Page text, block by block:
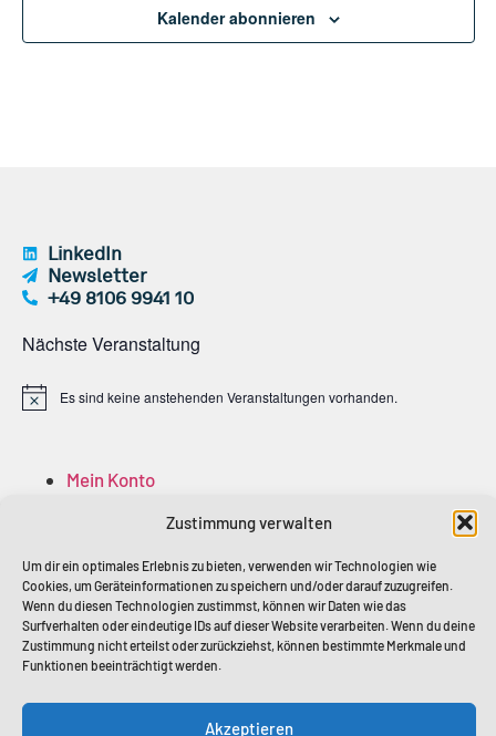
Zustimmung verwalten
Um dir ein optimales Erlebnis zu bieten, verwenden wir Technologien wie
Cookies, um Geräteinformationen zu speichern und/oder darauf zuzugreifen.
Wenn du diesen Technologien zustimmst, können wir Daten wie das
Surfverhalten oder eindeutige IDs auf dieser Website verarbeiten. Wenn du deine
Zustimmung nicht erteilst oder zurückziehst, können bestimmte Merkmale und
Funktionen beeinträchtigt werden.
Akzeptieren
Kalender abonnieren
LinkedIn
Newsletter
+49 8106 9941 10
Nächste Veranstaltung
HinweisEs sind keine anstehenden Veranstaltungen vorhanden.
Mein Konto
Mitglieder